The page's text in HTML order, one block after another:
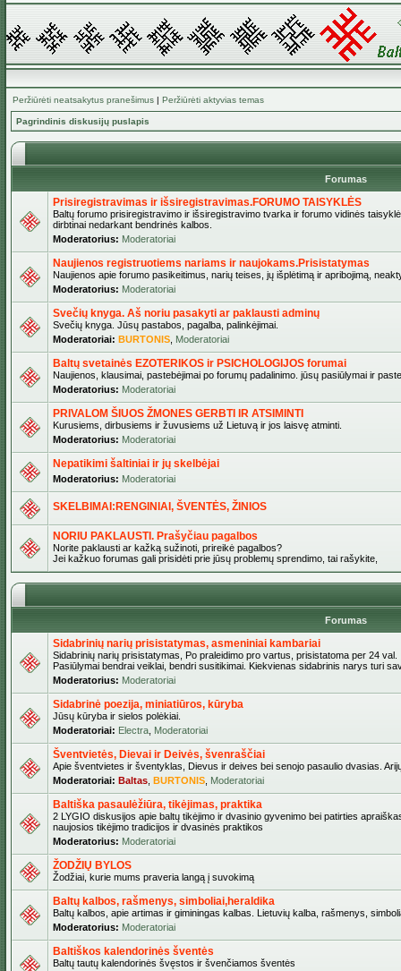
Peržiūrėti neatsakytus pranešimus | Peržiūrėti aktyvias temas
Pagrindinis diskusijų puslapis
Forumas
Prisiregistravimas ir išsiregistravimas.FORUMO TAISYKLĖS
Baltų forumo prisiregistravimo ir išsiregistravimo tvarka ir forumo vidinės
dirbtinai nedarkant bendrinės kalbos.
Moderatorius: Moderatoriai
Naujienos registruotiems nariams ir naujokams.Prisistatymas
Naujienos apie forumo pasikeitimus, narių teises, jų išplėtimą ir apribojimą,
Moderatorius: Moderatoriai
Svečių knyga. Aš noriu pasakyti ar paklausti adminų
Svečių knyga. Jūsų pastabos, pagalba, palinkėjimai.
Moderatoriai: BURTONIS Moderatoriai
Baltų svetainės EZOTERIKOS ir PSICHOLOGIJOS forumai
Naujienos, klausimai, pastebėjimai po forumų padalinimo. jūsų pasiūlymai ir
Moderatorius: Moderatoriai
PRIVALOM ŠIUOS ŽMONES GERBTI IR ATSIMINTI
Kurusiems, dirbusiems ir žuvusiems už Lietuvą ir jos laisvę atminti.
Moderatorius: Moderatoriai
Nepatikimi šaltiniai ir jų skelbėjai
Moderatorius: Moderatoriai
SKELBIMAI:RENGINIAI, ŠVENTĖS, ŽINIOS
NORIU PAKLAUSTI. Prašyčiau pagalbos
Norite paklausti ar kažką sužinoti, prireikė pagalbos?
Jei kažkuo forumas gali prisidėti prie jūsų problemų sprendimo, tai rašykite,
Forumas
Sidabrinių narių prisistatymas, asmeniniai kambariai
Sidabrinių narių prisistatymas, Po praleidimo pro vartus, prisistatoma per 24 val.
Pasiūlymai bendrai veiklai, bendri susitikimai. Kiekvienas sidabrinis narys turi
Moderatorius: Moderatoriai
Sidabrinė poezija, miniatiūros, kūryba
Jūsų kūryba ir sielos polėkiai.
Moderatoriai: Electra Moderatoriai
Šventvietės, Dievai ir Deivės, švenraščiai
Apie šventvietes ir šventyklas, Dievus ir deives bei senojo pasaulio dvasias.
Moderatoriai: Baltas BURTONIS Moderatoriai
Baltiška pasaulėžiūra, tikėjimas, praktika
2 LYGIO diskusijos apie baltų tikėjimo ir dvasinio gyvenimo bei patirties
naujosios tikėjimo tradicijos ir dvasinės praktikos
Moderatorius: Moderatoriai
ŽODŽIŲ BYLOS
Žodžiai, kurie mums praveria langą į suvokimą
Baltų kalbos, rašmenys, simboliai,heraldika
Baltų kalbos, apie artimas ir giminingas kalbas. Lietuvių kalba, rašmenys,
Moderatorius: Moderatoriai
Baltiškos kalendorinės šventės
Baltų tautų kalendorinės švęstos ir švenčiamos šventės